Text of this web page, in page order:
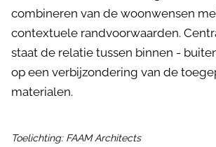
combineren van de woonwensen
contextuele randvoorwaarden.
staat de relatie tussen binnen -
op een verbijzondering van de
materialen.
Toelichting: FAAM Architects